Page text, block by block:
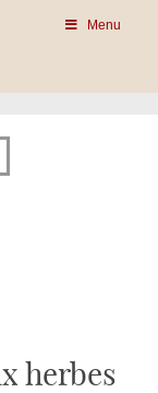
Menu
herbes